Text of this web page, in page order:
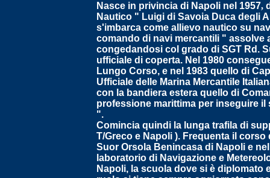
Nasce in privincia di Napoli nel 1957,
Nautico " Luigi di Savoia Duca degli
s'imbarca come allievo nautico su
comando di navi mercantili " assolve
congedandosi col grado di SGT Rd.
ufficiale di coperta. Nel 1980
Lungo Corso, e nel 1983 quello di
Ufficiale delle Marina Mercantile
con la bandiera estera quello di
professione marittima per inseguire
".
Comincia quindi la lunga trafila di
T/Greco e Napoli ). Frequenta il
Suor Orsola Benincasa di Napoli e
laboratorio di Navigazione e
Napoli, la scuola dove si è